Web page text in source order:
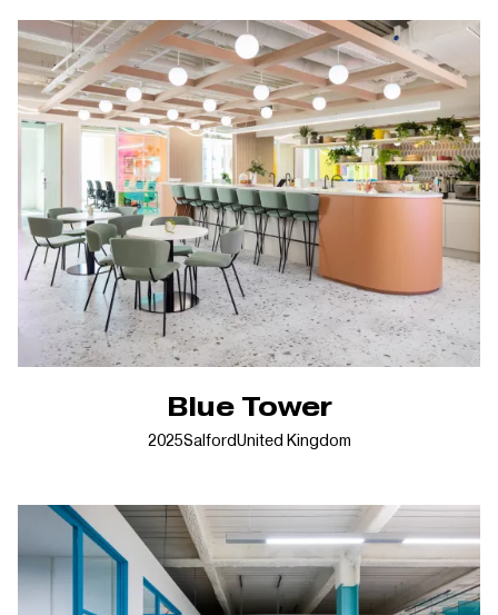
Blue Tower
2025SalfordUnited Kingdom